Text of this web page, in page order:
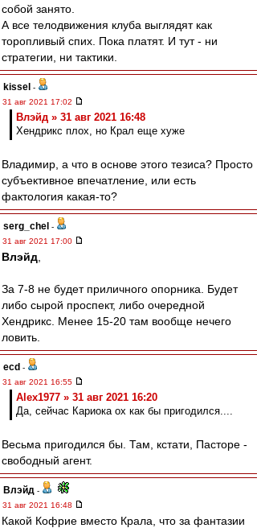
собой занято.
А все телодвижения клуба выглядят как
торопливый спих. Пока платят. И тут - ни
стратегии, ни тактики.
kissel -
31 авг 2021 17:02
Влэйд » 31 авг 2021 16:48
Хендрикс плох, но Крал еще хуже
Владимир, а что в основе этого тезиса? Просто
субъективное впечатление, или есть
фактология какая-то?
serg_chel -
31 авг 2021 17:00
Влэйд
За 7-8 не будет приличного опорника. Будет
либо сырой проспект, либо очередной
Хендрикс. Менее 15-20 там вообще нечего
ловить.
ecd -
31 авг 2021 16:55
Alex1977 » 31 авг 2021 16:20
Да, сейчас Кариока ох как бы пригодился....
Весьма пригодился бы. Там, кстати, Пасторе -
свободный агент.
Влэйд -
31 авг 2021 16:48
Какой Кофрие вместо Крала, что за фантазии